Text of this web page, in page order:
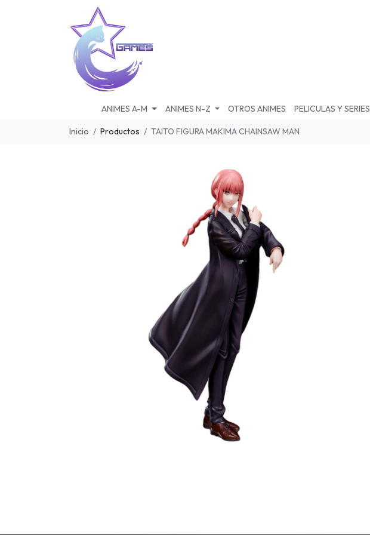
ANIMES A-M ANIMES N-Z OTROS ANIMES PELICULAS Y SERIES
Inicio Productos TAITO FIGURA MAKIMA CHAINSAW MAN